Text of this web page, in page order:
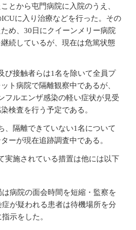
とから屯門病院に入院のうえ、
に入り治療などを行った。その
め、30日にクイーンメリー病院
続しているが、現在は危篤状態
び接触者らは1名を除いて全員プ
ト病院で隔離観察中であるが、
フルエンザ感染の軽い症状が見受
検査を行う予定である。
、隔離できていない1名について
ーが現在追跡調査中である。
実施されている措置は他には以下
は病院の面会時間を短縮・監察を
が疑われる患者は待機場所を分
示をした。